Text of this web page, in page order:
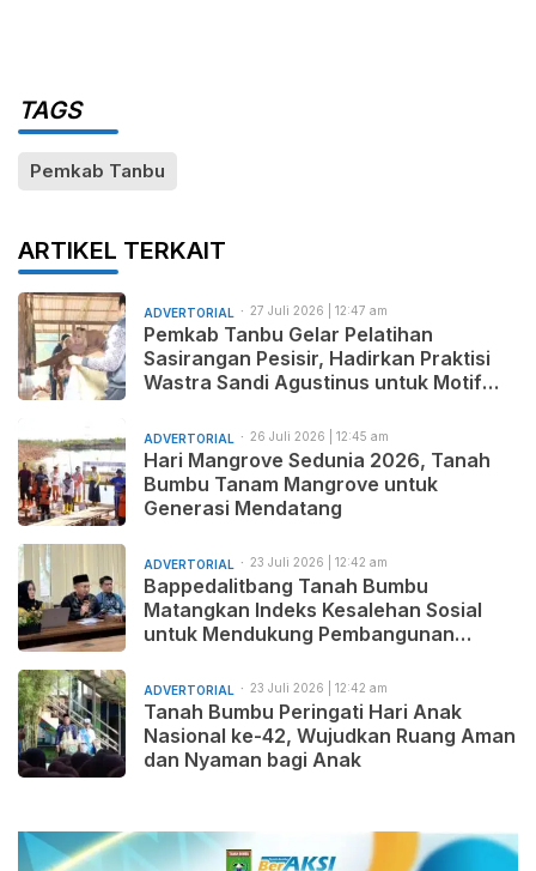
TAGS
Pemkab Tanbu
ARTIKEL TERKAIT
ADVERTORIAL 27 Juli 2026 | 12:47 am
Pemkab Tanbu Gelar Pelatihan
Sasirangan Pesisir, Hadirkan Praktisi
Wastra Sandi Agustinus untuk Motif
ADVERTORIAL 26 Juli 2026 | 12:45 am
Hari Mangrove Sedunia 2026, Tanah
Bumbu Tanam Mangrove untuk
Generasi Mendatang
ADVERTORIAL 23 Juli 2026 | 12:42 am
Bappedalitbang Tanah Bumbu
Matangkan Indeks Kesalehan Sosial
untuk Mendukung Pembangunan
Beradab
ADVERTORIAL 23 Juli 2026 | 12:42 am
Tanah Bumbu Peringati Hari Anak
Nasional ke-42, Wujudkan Ruang Aman
dan Nyaman bagi Anak